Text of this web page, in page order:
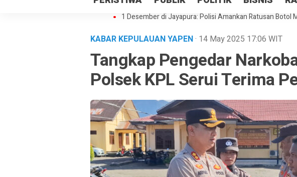
Gedung Perpustakaan SMPN 5 Sentani Terbakar
1 Desember di Jayapura: Polisi Amankan Ratusan Botol
KABAR KEPULAUAN YAPEN· 14 May 2025 17:06 WIT
Tangkap Pengedar
Polsek KPL Serui Terima